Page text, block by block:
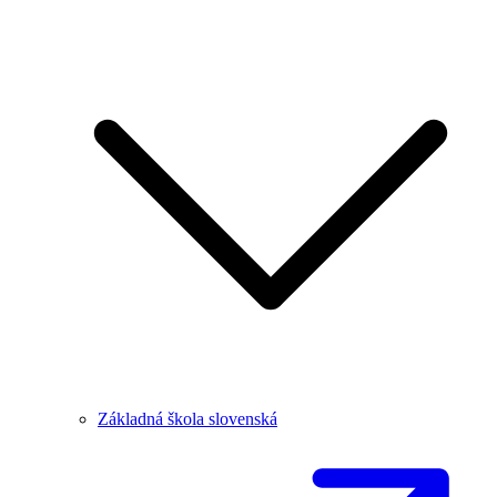
Základná škola slovenská